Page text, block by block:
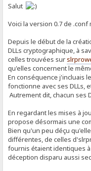
Salut
Voici la version 0.7 de .conf
Depuis le début de la
DLLs cryptographique, à
celles trouvées sur
qu'elles concernent le
En conséquence j'incluais
fonctionne avec ses DLLs,
Autrement dit, chacun ses
En regardant les mises à
propose désormais une
Bien qu'un peu déçu
différentes, de celles
fournis étaient identiques
déception disparu aussi